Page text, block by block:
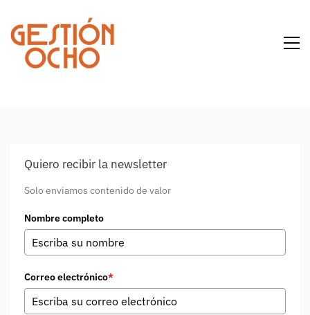
Quiero recibir la newsletter
Solo enviamos contenido de valor
Nombre completo
Correo electrónico*